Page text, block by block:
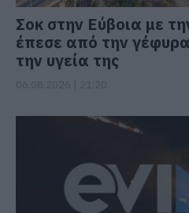
Σοκ στην Εύβοια με
έπεσε από την
την υγεία της